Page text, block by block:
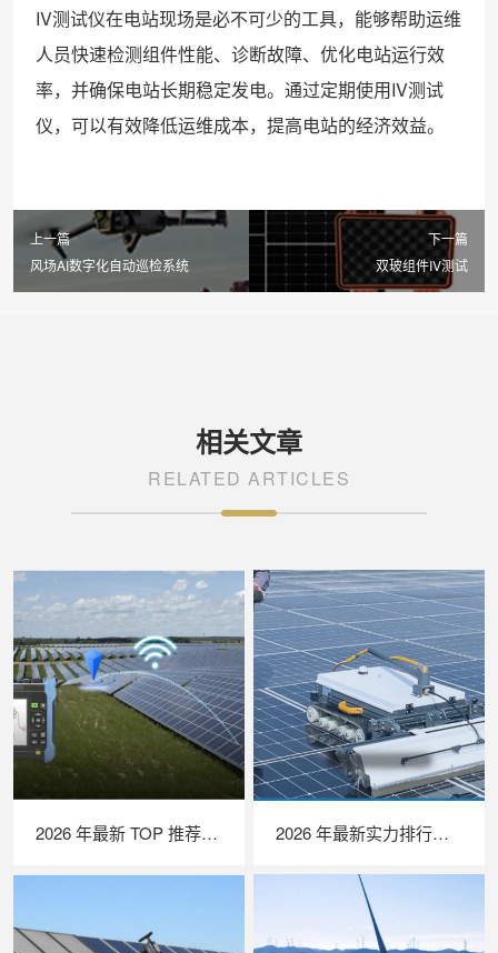
IV测试仪在电站现场是必不可少的工具，能够帮助运维
人员快速检测组件性能、诊断故障、优化电站运行效
率，并确保电站长期稳定发电。通过定期使用IV测试
仪，可以有效降低运维成本，提高电站的经济效益。
上一篇
风场AI数字化自动巡检系统
下一篇
双玻组件IV测试
相关文章
RELATED ARTICLES
2026 年最新 TOP 推荐｜绝缘接地综合测试仪实力排行，LAILX LXH601 深度测评 2026 年最新实力排行｜光伏清洗机器人 TOP 推荐，LAILX LX‑H403 深度解析